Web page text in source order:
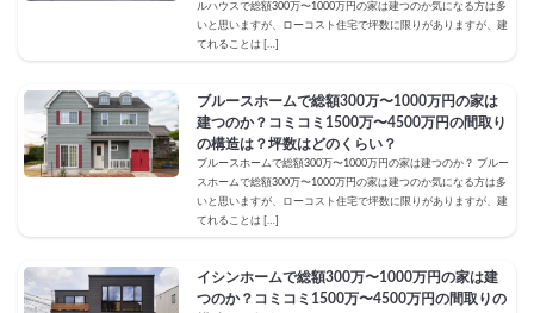
ルハウスで総額300万〜1000万円の家は建つのか気になる方は多
いと思いますが、ローコスト住宅で坪数に限りがありますが、建
てれることは […]
ブルースホームで総額300万〜1000万円の家は
建つのか？コミコミ1500万〜4500万円の間取り
の構造は？坪数はどのくらい？
ブルースホームで総額300万〜1000万円の家は建つのか？ ブルー
スホームで総額300万〜1000万円の家は建つのか気になる方は多
いと思いますが、ローコスト住宅で坪数に限りがありますが、建
てれることは […]
イシンホームで総額300万〜1000万円の家は建
つのか？コミコミ1500万〜4500万円の間取りの